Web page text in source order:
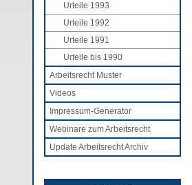
Urteile 1993
Urteile 1992
Urteile 1991
Urteile bis 1990
Arbeitsrecht Muster
Videos
Impressum-Generator
Webinare zum Arbeitsrecht
Update Arbeitsrecht Archiv